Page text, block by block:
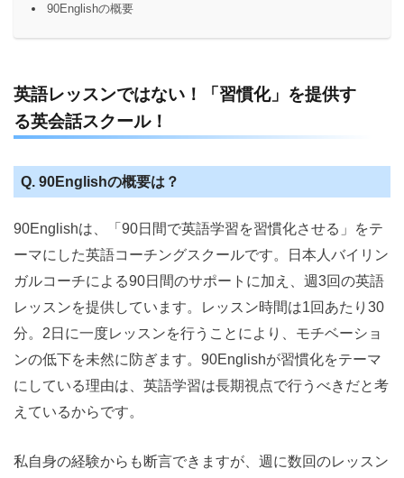
90Englishの概要
英語レッスンではない！「習慣化」を提供す
る英会話スクール！
Q. 90Englishの概要は？
90Englishは、「90日間で英語学習を習慣化させる」をテ
ーマにした英語コーチングスクールです。日本人バイリン
ガルコーチによる90日間のサポートに加え、週3回の英語
レッスンを提供しています。レッスン時間は1回あたり30
分。2日に一度レッスンを行うことにより、モチベーショ
ンの低下を未然に防ぎます。90Englishが習慣化をテーマ
にしている理由は、英語学習は長期視点で行うべきだと考
えているからです。
私自身の経験からも断言できますが、週に数回のレッスン